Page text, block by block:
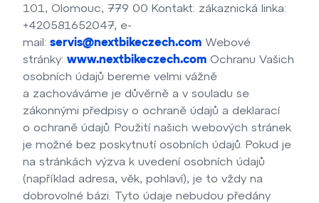
101, Olomouc, 779 00 Kontakt: zákaznická linka:
+420581652047, e-
mail: servis@nextbikeczech.com Webové
stránky: www.nextbikeczech.com Ochranu Vašich
osobních údajů bereme velmi vážně
a zachováváme je důvěrně a v souladu se
zákonnými předpisy o ochraně údajů a deklarací
o ochraně údajů. Použití našich webových stránek
je možné bez poskytnutí osobních údajů. Pokud je
na stránkách výzva k uvedení osobních údajů
(například adresa, věk, pohlaví), je to vždy na
dobrovolné bázi. Tyto údaje nebudou předány